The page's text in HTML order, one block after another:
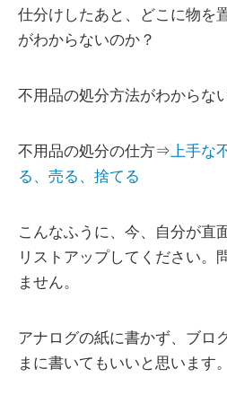
仕分けしたあと、どこに物を
がわからないのか？
不用品の処分方法がわからな
不用品の処分の仕方⇒上手な
る、売る、捨てる
こんなふうに、今、自分が直
リストアップしてください。
ません。
アナログの紙に書かず、ブロ
まに書いてもいいと思います。